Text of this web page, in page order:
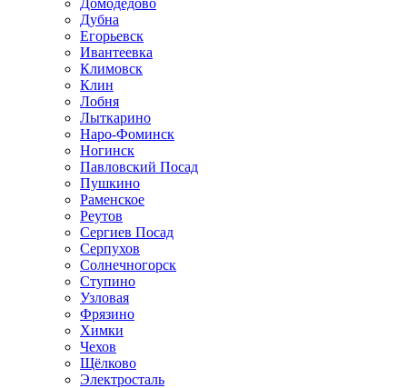
Домодедово
Дубна
Егорьевск
Ивантеевка
Климовск
Клин
Лобня
Лыткарино
Наро-Фоминск
Ногинск
Павловский Посад
Пушкино
Раменское
Реутов
Сергиев Посад
Серпухов
Солнечногорск
Ступино
Узловая
Фрязино
Химки
Чехов
Щёлково
Электросталь